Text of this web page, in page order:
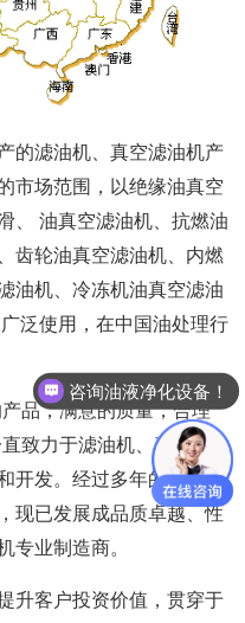
的滤油机、真空滤油机产
市场范围，以绝缘油真空
、 油真空滤油机、抗燃油
齿轮油真空滤油机、内燃
油机、冷冻机油真空滤油
泛使用，在中国油处理行
品，满意的质量，合理
致力于滤油机、真空滤
开发。经过多年的总结与
现已发展成品质卓越、性
专业制造商。
升客户投资价值，贯穿于
咨询油液净化设备！